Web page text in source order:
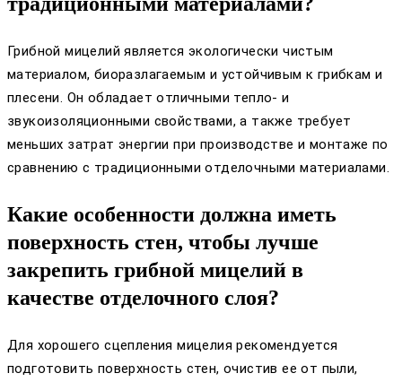
Грибной мицелий является экологически чистым
материалом, биоразлагаемым и устойчивым к грибкам и
плесени. Он обладает отличными тепло- и
звукоизоляционными свойствами, а также требует
меньших затрат энергии при производстве и монтаже по
сравнению с традиционными отделочными материалами.
Какие особенности должна иметь
поверхность стен, чтобы лучше
закрепить грибной мицелий в
качестве отделочного слоя?
Для хорошего сцепления мицелия рекомендуется
подготовить поверхность стен, очистив ее от пыли,